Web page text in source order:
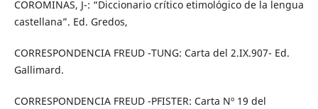
COROMINAS, J-: “Diccionario crítico etimológico de la lengua
castellana”. Ed. Gredos,
CORRESPONDENCIA FREUD -TUNG: Carta del 2.IX.907- Ed.
Gallimard.
CORRESPONDENCIA FREUD -PFISTER: Carta Nº 19 del